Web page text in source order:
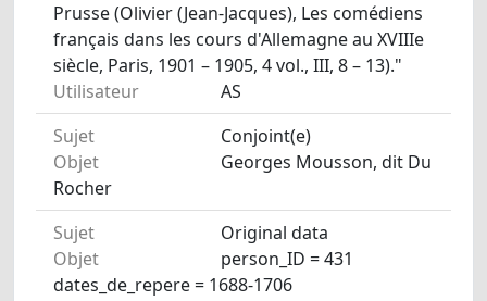
Prusse (Olivier (Jean-Jacques), Les comédiens
français dans les cours d'Allemagne au XVIIIe
siècle, Paris, 1901 – 1905, 4 vol., III, 8 – 13)."
Utilisateur
AS
Sujet
Conjoint(e)
Objet
Georges Mousson, dit Du
Rocher
Sujet
Original data
Objet
person_ID = 431
dates_de_repere = 1688-1706